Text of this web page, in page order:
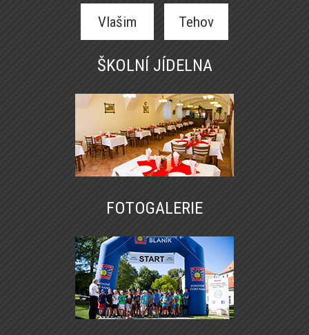
Vlašim Tehov
ŠKOLNÍ JÍDELNA
FOTOGALERIE